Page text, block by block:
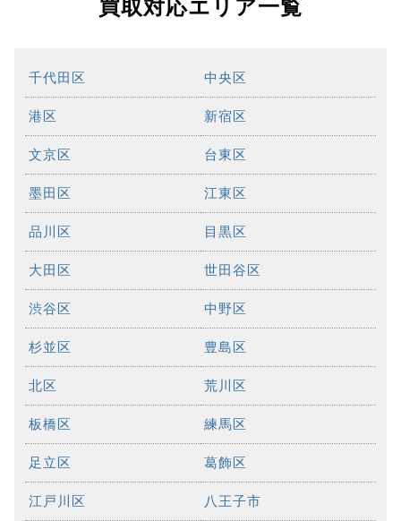
買取対応エリア一覧
千代田区 中央区
港区 新宿区
文京区 台東区
墨田区 江東区
品川区 目黒区
大田区 世田谷区
渋谷区 中野区
杉並区 豊島区
北区 荒川区
板橋区 練馬区
足立区 葛飾区
江戸川区 八王子市